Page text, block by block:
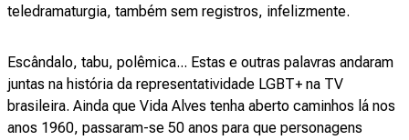
teledramaturgia, também sem registros, infelizmente.
Escândalo, tabu, polêmica... Estas e outras palavras andaram
juntas na história da representatividade LGBT+ na TV
brasileira. Ainda que Vida Alves tenha aberto caminhos lá nos
anos 1960, passaram-se 50 anos para que personagens